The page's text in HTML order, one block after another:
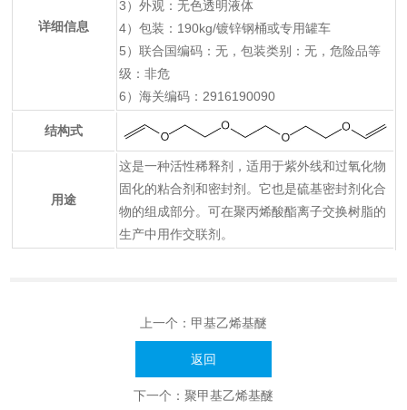
详细信息
3）外观：无色透明液体
4）包装：190kg/镀锌钢桶或专用罐车
5）联合国编码：无，包装类别：无，危险品等
级：非危
6）海关编码：2916190090
结构式
用途
这是一种活性稀释剂，适用于紫外线和过氧化物
固化的粘合剂和密封剂。它也是硫基密封剂化合
物的组成部分。可在聚丙烯酸酯离子交换树脂的
生产中用作交联剂。
上一个： 甲基乙烯基醚
返回
下一个： 聚甲基乙烯基醚